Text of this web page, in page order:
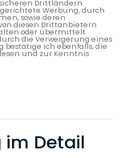
Drittländern
Werbung, durch
sowie deren
diesen Drittanbietern
oder übermittelt
die Verweigerung eines
bestätige ich ebenfalls, die
und zur Kenntnis
im Detail